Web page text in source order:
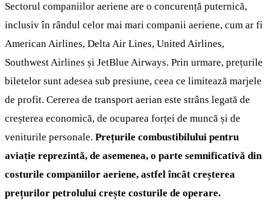
Sectorul companiilor aeriene are o concurență puternică,
inclusiv în rândul celor mai mari companii aeriene, cum ar fi
American Airlines, Delta Air Lines, United Airlines,
Southwest Airlines și JetBlue Airways. Prin urmare, prețurile
biletelor sunt adesea sub presiune, ceea ce limitează marjele
de profit. Cererea de transport aerian este strâns legată de
creșterea economică, de ocuparea forței de muncă și de
veniturile personale. Prețurile combustibilului pentru
aviație reprezintă, de asemenea, o parte semnificativă din
costurile companiilor aeriene, astfel încât creșterea
prețurilor petrolului crește costurile de operare.